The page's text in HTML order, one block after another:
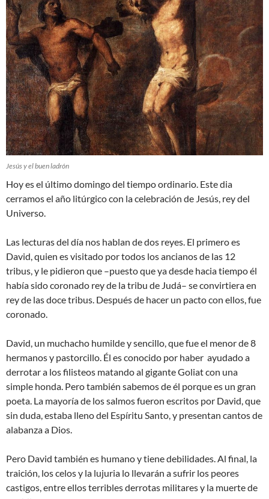
Jesús y el buen ladrón
Hoy es el último domingo del tiempo ordinario. Este dia
cerramos el año litúrgico con la celebración de Jesús, rey del
Universo.
Las lecturas del día nos hablan de dos reyes. El primero es
David, quien es visitado por todos los ancianos de las 12
tribus, y le pidieron que –puesto que ya desde hacia tiempo él
había sido coronado rey de la tribu de Judá– se convirtiera en
rey de las doce tribus. Después de hacer un pacto con ellos, fue
coronado.
David, un muchacho humilde y sencillo, que fue el menor de 8
hermanos y pastorcillo. Él es conocido por haber ayudado a
derrotar a los filisteos matando al gigante Goliat con una
simple honda. Pero también sabemos de él porque es un gran
poeta. La mayoría de los salmos fueron escritos por David, que
sin duda, estaba lleno del Espíritu Santo, y presentan cantos de
alabanza a Dios.
Pero David también es humano y tiene debilidades. Al final, la
traición, los celos y la lujuria lo llevarán a sufrir los peores
castigos, entre ellos terribles derrotas militares y la muerte de